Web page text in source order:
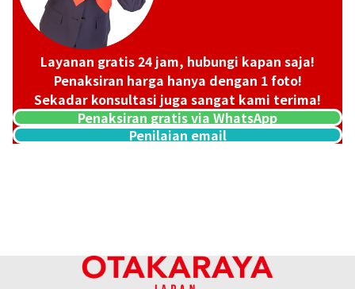
Referensi Harga Buyback
Layanan gratis 24 jam, hubungi kapan saja!
Penaksiran harga hanya dengan 1 foto!
Sekadar konsultasi juga sangat kami terima!
Penaksiran gratis via WhatsApp
Penilaian email